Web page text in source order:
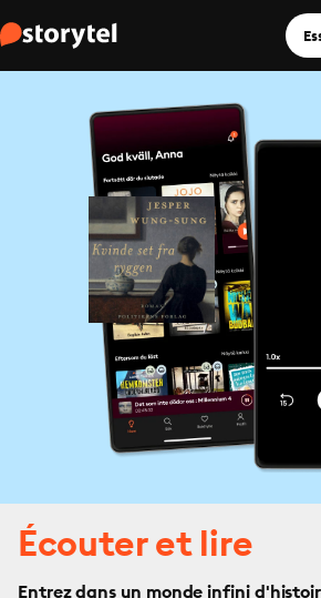
Écouter et lire
Entrez dans un monde infini